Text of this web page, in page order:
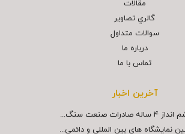
مقالات
گالري تصاوير
سوالات متداول
درباره ما
تماس با ما
آخرین اخبار
صادرات صنعت سنگ...
نمایشگاه های بین المللی و دائمی...